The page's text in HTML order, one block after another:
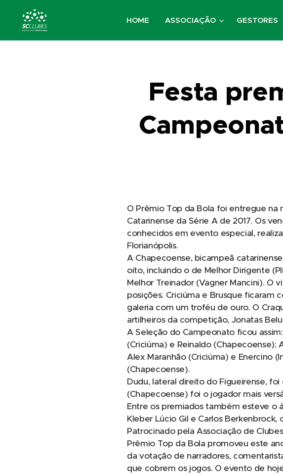
HOME ASSOCIAÇÃO GESTORES
Festa
O Prêmio Top da Bola foi entregue
Catarinense da Série A de 2017. Os
conhecidos em evento especial,
Florianópolis.
A Chapecoense, bicampeã
oito, incluindo o de Melhor Dirigente
Melhor Treinador (Vagner Mancini). O
posições. Criciúma e Brusque ficaram
galeria com um troféu de ouro. O
artilheiros da competição, Jonatas
A Seleção do Campeonato ficou
(Criciúma) e Reinaldo
Alex Maranhão (Criciúma) e Enercino
(Chapecoense).
Dudu, lateral direito do Figueirense,
(Chapecoense) foi o jogador mais
Entre os premiados também esteve o
Kleber Lúcio Gil e Carlos Berkenbrock,
Patrocinado pela Associação de
Prêmio Top da Bola promoveu este
da votação de narradores,
que cobrem os jogos. O evento de